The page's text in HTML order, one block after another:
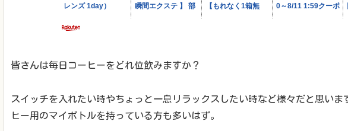
皆さんは毎日コーヒーをどれ位飲みますか？
スイッチを入れたい時やちょっと一息リラックスしたい時など様々だと思い
ヒー用のマイボトルを持っている方も多いはず。